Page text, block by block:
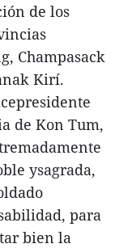
de los
Champasack
Kirí.
de Kon Tum,
ysagrada,
para
bien la